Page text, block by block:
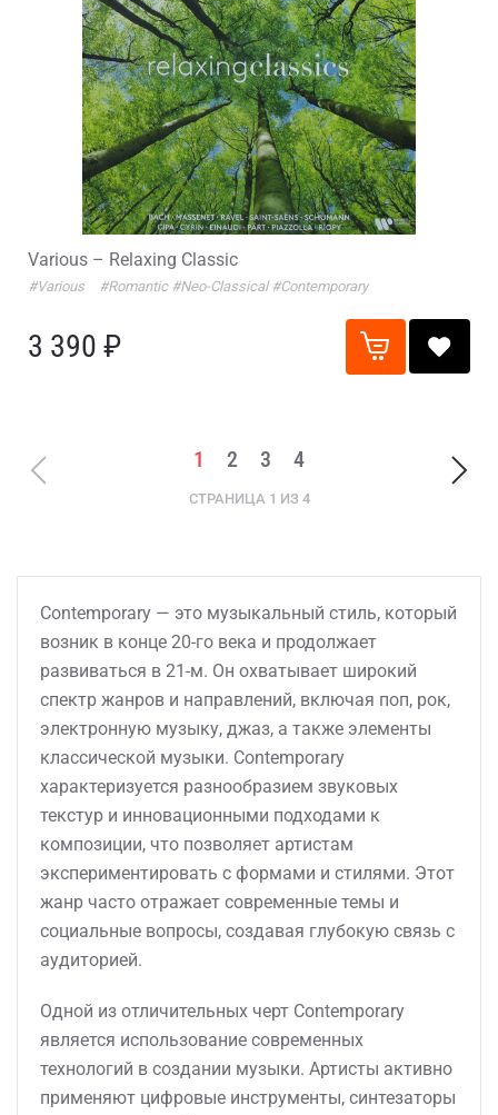
Various – Relaxing Classic
#Various #Romantic #Neo-Classical #Contemporary
3 390 ₽
1 2 3 4
СТРАНИЦА 1 ИЗ 4
Contemporary — это музыкальный стиль, который
возник в конце 20-го века и продолжает
развиваться в 21-м. Он охватывает широкий
спектр жанров и направлений, включая поп, рок,
электронную музыку, джаз, а также элементы
классической музыки. Contemporary
характеризуется разнообразием звуковых
текстур и инновационными подходами к
композиции, что позволяет артистам
экспериментировать с формами и стилями. Этот
жанр часто отражает современные темы и
социальные вопросы, создавая глубокую связь с
аудиторией.
Одной из отличительных черт Contemporary
является использование современных
технологий в создании музыки. Артисты активно
применяют цифровые инструменты, синтезаторы